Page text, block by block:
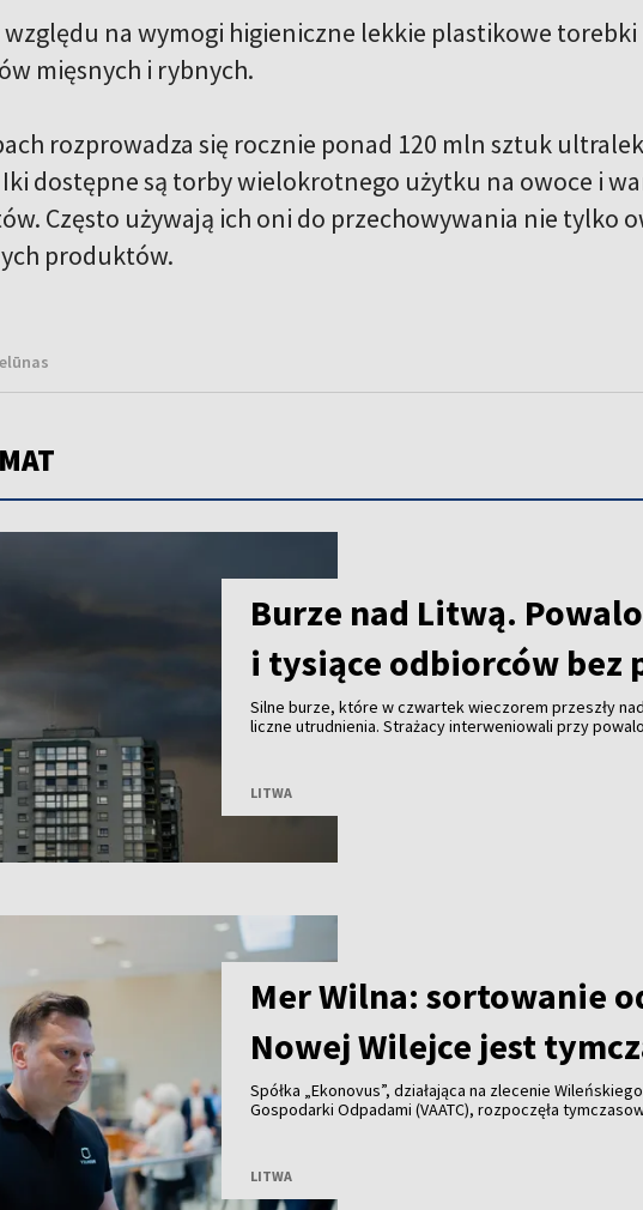
względu na wymogi higieniczne lekkie plastikowe
mięsnych i rybnych.
rozprowadza się rocznie ponad 120 mln sztuk
dostępne są torby wielokrotnego użytku na owoce i
Często używają ich oni do przechowywania nie tylko
produktów.
Burze nad Litwą.
i tysiące odbiorców bez
Silne burze, które w czwartek wieczorem przeszły
liczne utrudnienia. Strażacy interweniowali przy
LITWA
Mer Wilna: sortowanie
Nowej Wilejce jest
Spółka „Ekonovus”, działająca na zlecenie
Gospodarki Odpadami (VAATC), rozpoczęła
tymczasowe, a odpady zostaną stamtąd usunięte w
tygodni.
LITWA